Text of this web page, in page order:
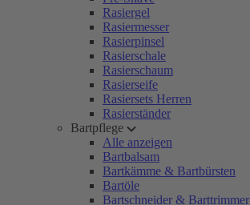
Rasiergel
Rasiermesser
Rasierpinsel
Rasierschale
Rasierschaum
Rasierseife
Rasiersets Herren
Rasierständer
Bartpflege
Alle anzeigen
Bartbalsam
Bartkämme & Bartbürsten
Bartöle
Bartschneider & Barttrimmer